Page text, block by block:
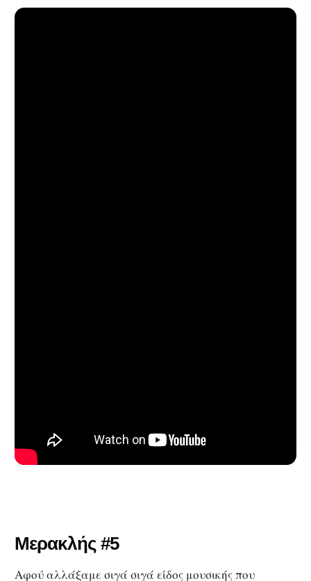
Μερακλής #5
Αφού αλλάξαμε σιγά σιγά είδος μουσικής που